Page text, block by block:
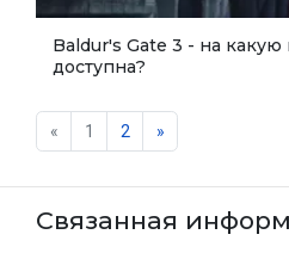
Baldur's Gate 3 - на какую
доступна?
« 1 2 »
Связанная